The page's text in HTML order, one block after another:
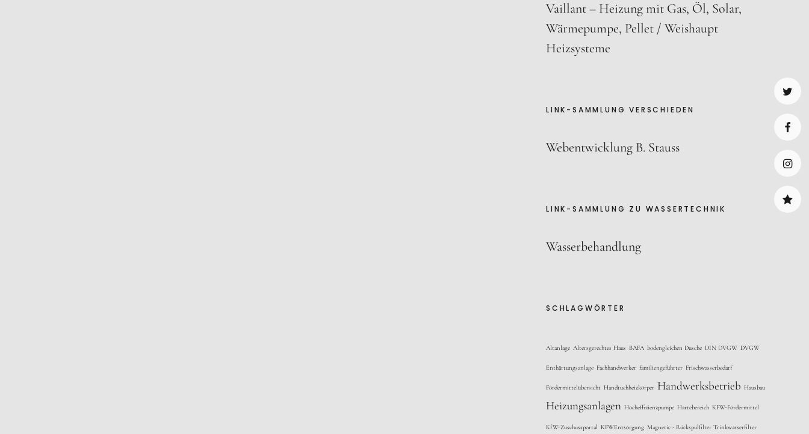
Vaillant – Heizung mit Gas, Öl, Solar,
Wärmepumpe, Pellet
Weishaupt
Heizsysteme
LINK-SAMMLUNG VERSCHIEDEN
Webentwicklung B. Stauss
LINK-SAMMLUNG ZU WASSERTECHNIK
Wasserbehandlung
SCHLAGWÖRTER
Altanlage Altersgerechtes Haus BAFA bodengleichen Dusche DIN DVGW DVGW
Enthärtungsanlage Fachhandwerker familiengeführter Frischwasserbedarf
Fördermittelübersicht Handtuchheizkörper Handwerksbetrieb Hausbau
Heizungsanlagen Hocheffizienzpumpe Härtebereich KFW-Fördermittel
KfW-Zuschussportal KFWEntsorgung Magnetic - Rückspülfilter Trinkwasserfilter